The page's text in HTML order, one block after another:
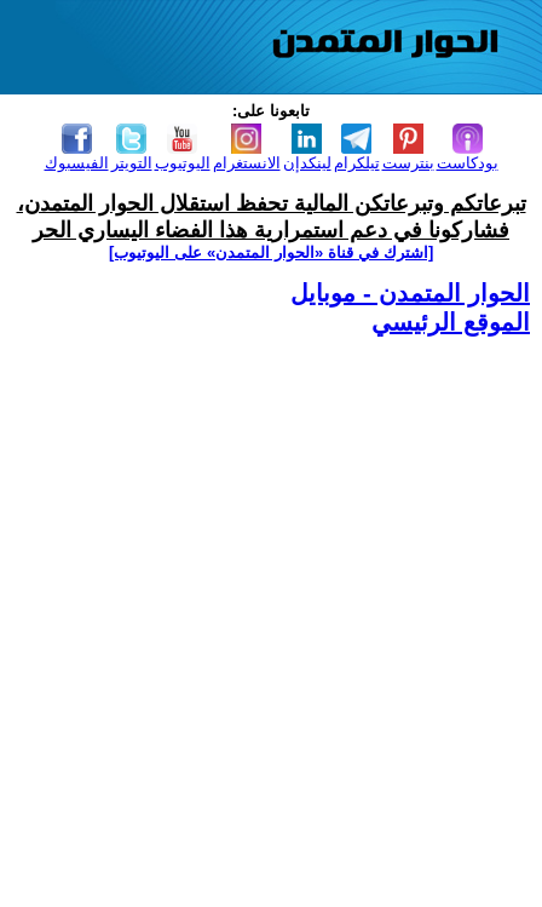
تابعونا على:
الفيسبوك التويتر اليوتيوب الانستغرام لينكدإن تيلكرامبنترست بودكاست
تبرعاتكم وتبرعاتكن المالية تحفظ استقلال الحوار المتمدن،
فشاركونا في دعم استمرارية هذا الفضاء اليساري الحر
[اشترك في قناة ‫«الحوار المتمدن» على اليوتيوب]
الحوار المتمدن - موبايل
الموقع الرئيسي